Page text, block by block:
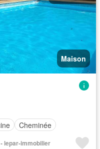
Maison
Cheminée
lepar-immobilier